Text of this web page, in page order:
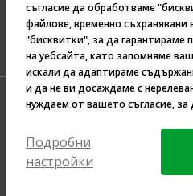
Pazaruvaj - Надежден
помощник за покупки
съгласие да обработваме
файлове, временно съхранявани
"бисквитки", за да гарантираме
на уебсайта, като запомняме
искали да адаптираме
и да не ви досаждаме с
нуждаем от вашето съгласие,
Подробни
настройки